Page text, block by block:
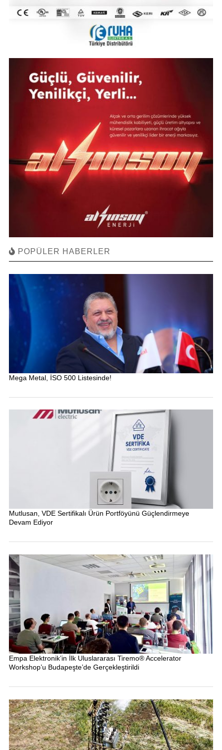
POPÜLER HABERLER
Mega Metal, İSO 500 Listesinde!
Mutlusan, VDE Sertifikalı Ürün Portföyünü Güçlendirmeye
Devam Ediyor
Empa Elektronik’in İlk Uluslararası Tiremo® Accelerator
Workshop’u Budapeşte’de Gerçekleştirildi